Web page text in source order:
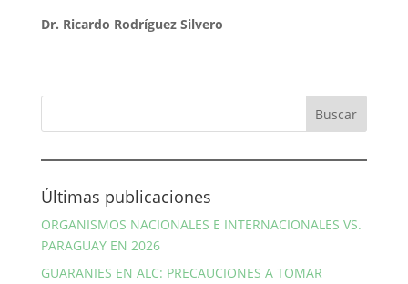
Dr. Ricardo Rodríguez Silvero
Últimas publicaciones
ORGANISMOS NACIONALES E INTERNACIONALES VS.
PARAGUAY EN 2026
GUARANIES EN ALC: PRECAUCIONES A TOMAR